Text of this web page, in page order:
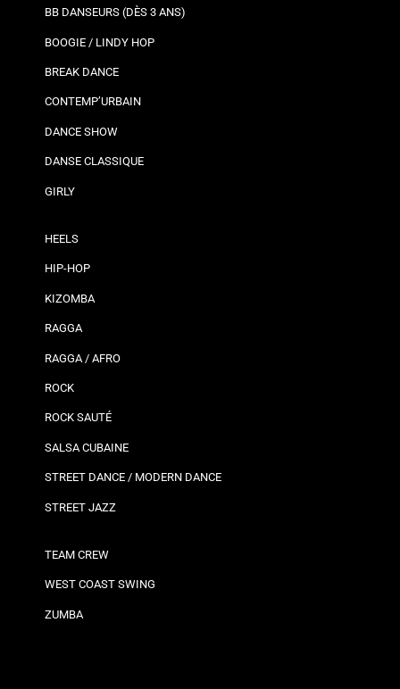
BB DANSEURS (DÈS 3 ANS)
BOOGIE / LINDY HOP
BREAK DANCE
CONTEMP’URBAIN
DANCE SHOW
DANSE CLASSIQUE
GIRLY
HEELS
HIP-HOP
KIZOMBA
RAGGA
RAGGA / AFRO
ROCK
ROCK SAUTÉ
SALSA CUBAINE
STREET DANCE / MODERN DANCE
STREET JAZZ
TEAM CREW
WEST COAST SWING
ZUMBA